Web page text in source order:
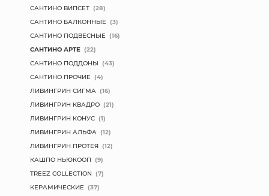
САНТИНО ВИПСЕТ (28)
САНТИНО БАЛКОННЫЕ (3)
САНТИНО ПОДВЕСНЫЕ (16)
САНТИНО АРТЕ (22)
САНТИНО ПОДДОНЫ (43)
САНТИНО ПРОЧИЕ (4)
ЛИВИНГРИН СИГМА (16)
ЛИВИНГРИН КВАДРО (21)
ЛИВИНГРИН КОНУС (1)
ЛИВИНГРИН АЛЬФА (12)
ЛИВИНГРИН ПРОТЕЯ (12)
КАШПО НЬЮКООП (9)
TREEZ COLLECTION (7)
КЕРАМИЧЕСКИЕ (37)